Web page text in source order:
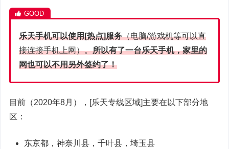
乐天手机可以使用[热点]服务（电脑/游戏机等可以直
接连接手机上网）。所以有了一台乐天手机，家里的
网也可以不用另外签约了！
目前（2020年8月），[乐天专线区域]主要在以下部分地
区：
东京都，神奈川县，千叶县，埼玉县